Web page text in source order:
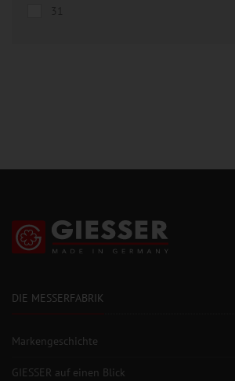
DIE MESSERFABRIK
Markengeschichte
GIESSER auf einen Blick